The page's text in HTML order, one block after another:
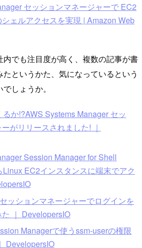
セッションマネージャーで EC2
ェルアクセスを実現 | Amazon Web
内でも注目度が高く、複数の記事が書
というかた、気になっているという
しょうか。
か!?AWS Systems Manager セッ
がリリースされました! ｜
Session Manager for Shell
EC2インスタンスに端末でアク
ッションマネージャーでログインを
｜ DevelopersIO
Managerで使うssm-userの権限
DevelopersIO